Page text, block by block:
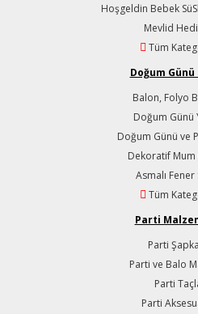
Hoşgeldin Bebek
Mevlid
Tüm
Doğum
Balon, Folyo
Doğum Günü
Doğum Günü ve
Dekoratif Mum
Asmalı Fener
Tüm
Parti
Parti
Parti ve Balo
Parti
Parti